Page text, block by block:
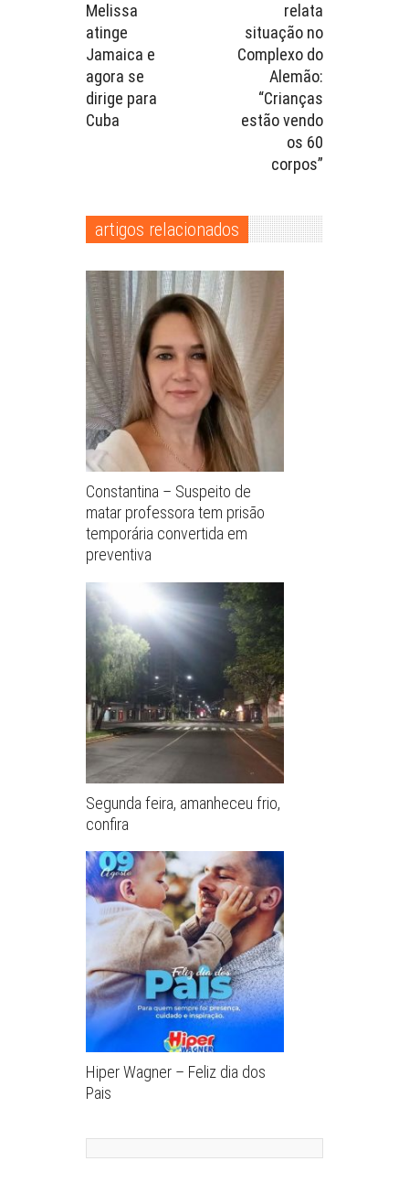
Melissa
atinge
Jamaica e
agora se
dirige para
Cuba
relata
situação no
Complexo do
Alemão:
“Crianças
estão vendo
os 60
corpos”
artigos relacionados
Constantina – Suspeito de
matar professora tem prisão
temporária convertida em
preventiva
Segunda feira, amanheceu frio,
confira
Hiper Wagner – Feliz dia dos
Pais